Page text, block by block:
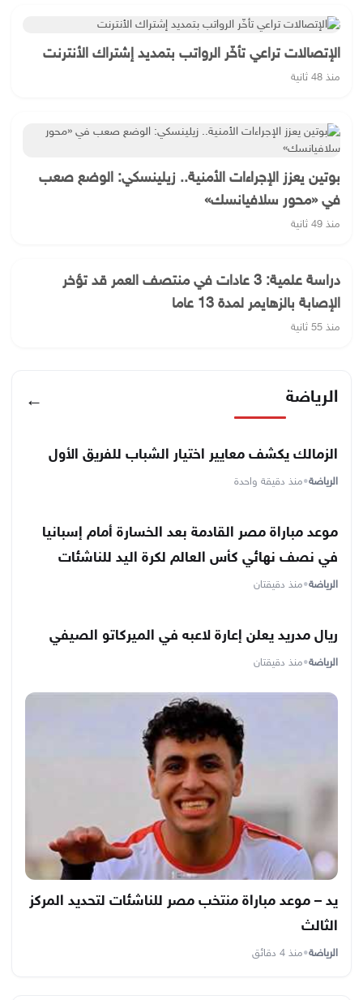
الإتصالات تراعي تأخّر الرواتب بتمديد إشتراك الأنترنت
منذ 48 ثانية
بوتين يعزز الإجراءات الأمنية.. زيلينسكي: الوضع صعب
في «محور سلافيانسك»
منذ 49 ثانية
دراسة علمية: 3 عادات في منتصف العمر قد تؤخر
الإصابة بالزهايمر لمدة 13 عاما
منذ 55 ثانية
الرياضة ←
الزمالك يكشف معايير اختيار الشباب للفريق الأول
الرياضة•منذ دقيقة واحدة
موعد مباراة مصر القادمة بعد الخسارة أمام إسبانيا
في نصف نهائي كأس العالم لكرة اليد للناشئات
الرياضة•منذ دقيقتان
ريال مدريد يعلن إعارة لاعبه في الميركاتو الصيفي
الرياضة•منذ دقيقتان
يد – موعد مباراة منتخب مصر للناشئات لتحديد المركز
الثالث
الرياضة•منذ 4 دقائق